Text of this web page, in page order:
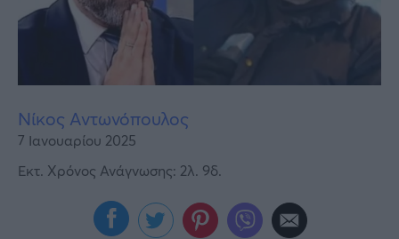
Νίκος Αντωνόπουλος
7 Ιανουαρίου 2025
Εκτ. Χρόνος Ανάγνωσης: 2λ. 9δ.